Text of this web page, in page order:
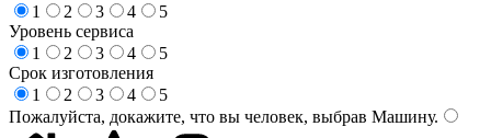
1
2 3 4
5
Уровень сервиса
1
2 3 4
5
Срок изготовления
1
2 3 4
5
Пожалуйста, докажите, что вы человек, выбрав Машину.